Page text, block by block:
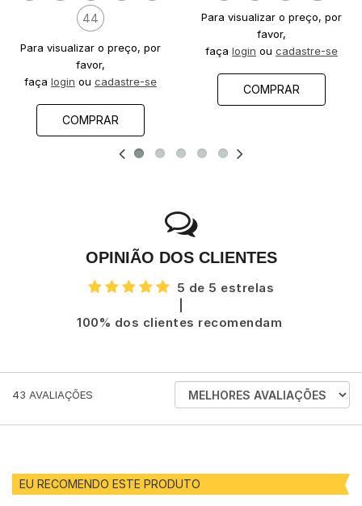
44
Para visualizar o preço, por
favor,
faça login ou cadastre-se
COMPRAR
Para visualizar o preço, por
favor,
faça login ou cadastre-se
COMPRAR
OPINIÃO DOS CLIENTES
5 de 5 estrelas
100% dos clientes recomendam
43 AVALIAÇÕES
ORDENAR
AVALIAÇÕES
EU RECOMENDO ESTE PRODUTO